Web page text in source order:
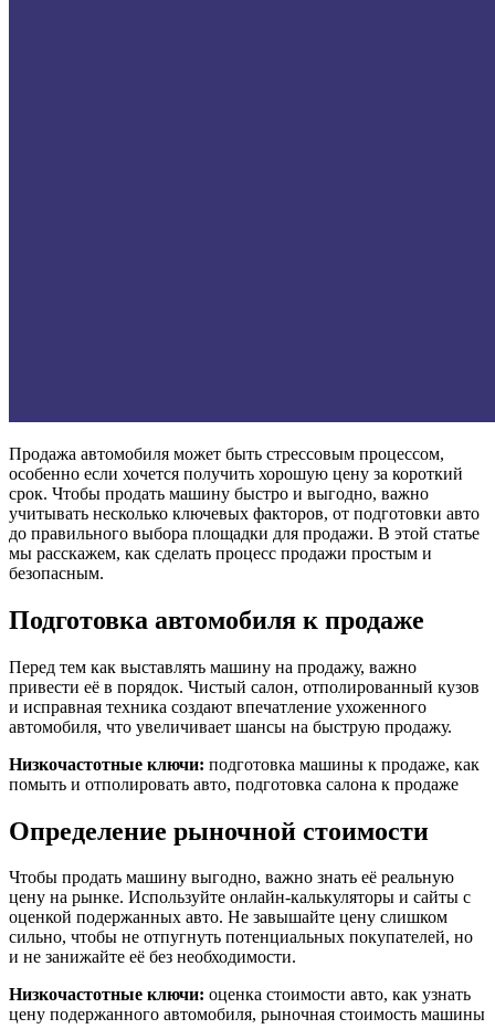
Продажа автомобиля может быть стрессовым процессом,
особенно если хочется получить хорошую цену за короткий
срок. Чтобы продать машину быстро и выгодно, важно
учитывать несколько ключевых факторов, от подготовки авто
до правильного выбора площадки для продажи. В этой статье
мы расскажем, как сделать процесс продажи простым и
безопасным.
Подготовка автомобиля к продаже
Перед тем как выставлять машину на продажу, важно
привести её в порядок. Чистый салон, отполированный кузов
и исправная техника создают впечатление ухоженного
автомобиля, что увеличивает шансы на быструю продажу.
Низкочастотные ключи: подготовка машины к продаже, как
помыть и отполировать авто, подготовка салона к продаже
Определение рыночной стоимости
Чтобы продать машину выгодно, важно знать её реальную
цену на рынке. Используйте онлайн-калькуляторы и сайты с
оценкой подержанных авто. Не завышайте цену слишком
сильно, чтобы не отпугнуть потенциальных покупателей, но
и не занижайте её без необходимости.
Низкочастотные ключи: оценка стоимости авто, как узнать
цену подержанного автомобиля, рыночная стоимость машины